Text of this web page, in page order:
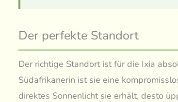
Der perfekte Standort
Der richtige Standort ist für die Ixia
Südafrikanerin ist sie eine
direktes Sonnenlicht sie erhält, desto